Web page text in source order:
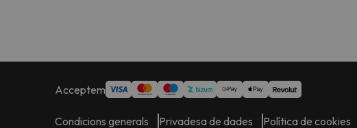
Acceptem
Condicions generals Privadesa de dades Política de cookies